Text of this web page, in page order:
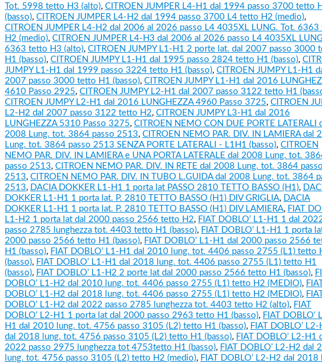
Tot. 5998 tetto H3 (alto), CITROEN JUMPER L4-H1 dal 1994 passo 3700 tetto
(basso), CITROEN JUMPER L4-H2 dal 1994 passo 3700 L4 tetto H2 (medio),
CITROEN JUMPER L4-H2 dal 2006 al 2026 passo L4 4035XL LUNG. Tot. 6363
H2 (medio), CITROEN JUMPER L4-H3 dal 2006 al 2026 passo L4 4035XL
6363 tetto H3 (alto), CITROEN JUMPY L1-H1 2 porte lat. dal 2007 passo 3000
H1 (basso), CITROEN JUMPY L1-H1 dal 1995 passo 2824 tetto H1 (basso),
JUMPY L1-H1 dal 1999 passo 3224 tetto H1 (basso), CITROEN JUMPY L1-H1
2007 passo 3000 tetto H1 (basso), CITROEN JUMPY L1-H1 dal 2016
4610 Passo 2925, CITROEN JUMPY L2-H1 dal 2007 passo 3122 tetto H1
CITROEN JUMPY L2-H1 dal 2016 LUNGHEZZA 4960 Passo 3725, CITROEN
L2-H2 dal 2007 passo 3122 tetto H2, CITROEN JUMPY L3-H1 dal 2016
LUNGHEZZA 5310 Passo 3275, CITROEN NEMO CON DUE PORTE LATERALI
2008 Lung. tot. 3864 passo 2513, CITROEN NEMO PAR. DIV. IN LAMIERA dal
Lung. tot. 3864 passo 2513 SENZA PORTE LATERALI - L1H1 (basso), CITROEN
NEMO PAR. DIV. IN LAMIERA e UNA PORTA LATERALE dal 2008 Lung. tot.
passo 2513, CITROEN NEMO PAR. DIV. IN RETE dal 2008 Lung. tot. 3864 passo
2513, CITROEN NEMO PAR. DIV. IN TUBO L.GUIDA dal 2008 Lung. tot. 3864
2513, DACIA DOKKER L1-H1 1 porta lat PASSO 2810 TETTO BASSO (H1),
DOKKER L1-H1 1 porta lat. P. 2810 TETTO BASSO (H1) DIV GRIGLIA, DACIA
DOKKER L1-H1 1 porta lat. P. 2810 TETTO BASSO (H1) DIV LAMIERA, FIAT
L1-H2 1 porta lat dal 2000 passo 2566 tetto H2, FIAT DOBLO’ L1-H1 1 dal
passo 2785 lunghezza tot. 4403 tetto H1 (basso), FIAT DOBLO’ L1-H1 1 porta
2000 passo 2566 tetto H1 (basso), FIAT DOBLO’ L1-H1 dal 2000 passo 2566
H1 (basso), FIAT DOBLO’ L1-H1 dal 2010 lung. tot. 4406 passo 2755 (L1) tetto
(basso), FIAT DOBLO’ L1-H1 dal 2018 lung. tot. 4406 passo 2755 (L1) tetto H1
(basso), FIAT DOBLO’ L1-H2 2 porte lat dal 2000 passo 2566 tetto H1 (basso),
DOBLO’ L1-H2 dal 2010 lung. tot. 4406 passo 2755 (L1) tetto H2 (MEDIO), FIAT
DOBLO’ L1-H2 dal 2018 lung. tot. 4406 passo 2755 (L1) tetto H2 (MEDIO), FIAT
DOBLO’ L1-H2 dal 2022 passo 2785 lunghezza tot. 4403 tetto H2 (alto), FIAT
DOBLO’ L2-H1 1 porta lat dal 2000 passo 2963 tetto H1 (basso), FIAT DOBLO’
H1 dal 2010 lung. tot. 4756 passo 3105 (L2) tetto H1 (basso), FIAT DOBLO’ L2-
dal 2018 lung. tot. 4756 passo 3105 (L2) tetto H1 (basso), FIAT DOBLO’ L2-H1
2022 passo 2975 lunghezza tot 4753tetto H1 (basso), FIAT DOBLO’ L2-H2 dal
lung. tot. 4756 passo 3105 (L2) tetto H2 (medio), FIAT DOBLO’ L2-H2 dal 2018